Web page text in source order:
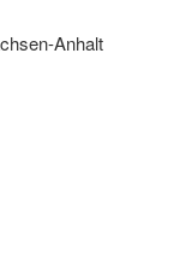
Anhalt